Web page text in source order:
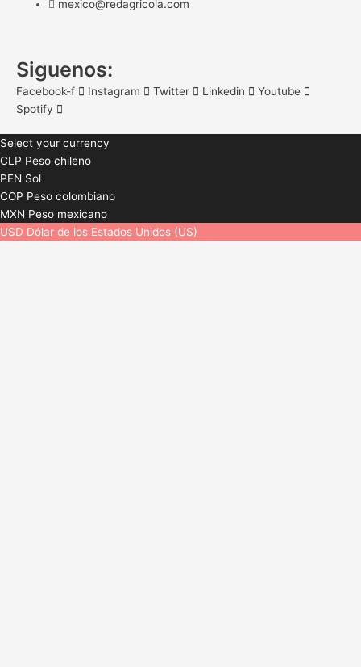
mexico@redagricola.com
Siguenos:
Facebook-f Instagram Twitter Linkedin
Youtube
Spotify
Select your currency
CLP Peso chileno
PEN Sol
COP Peso colombiano
MXN Peso mexicano
USD Dólar de los Estados Unidos (US)